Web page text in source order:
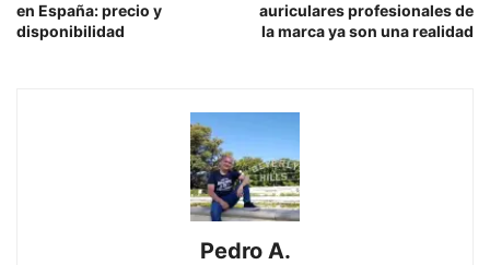
en España: precio y
disponibilidad
auriculares profesionales de
la marca ya son una realidad
Pedro A.